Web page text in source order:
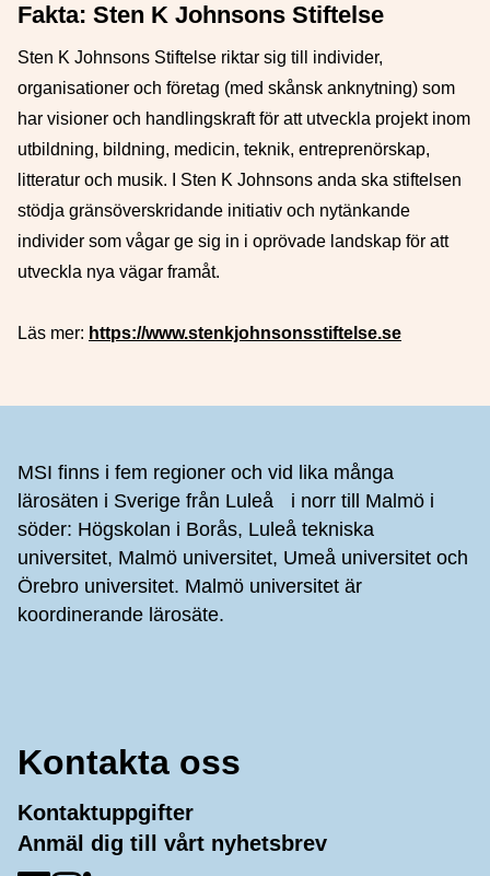
Fakta: Sten K Johnsons Stiftelse
Sten K Johnsons Stiftelse riktar sig till individer,
organisationer och företag (med skånsk anknytning) som
har visioner och handlingskraft för att utveckla projekt inom
utbildning, bildning, medicin, teknik, entreprenörskap,
litteratur och musik. I Sten K Johnsons anda ska stiftelsen
stödja gränsöverskridande initiativ och nytänkande
individer som vågar ge sig in i oprövade landskap för att
utveckla nya vägar framåt.
Läs mer: https://www.stenkjohnsonsstiftelse.se
MSI finns i fem regioner och vid lika många
lärosäten i Sverige från Luleå i norr till Malmö i
söder: Högskolan i Borås, Luleå tekniska
universitet, Malmö universitet, Umeå universitet och
Örebro universitet. Malmö universitet är
koordinerande lärosäte.
Kontakta oss
Kontaktuppgifter
Anmäl dig till vårt nyhetsbrev